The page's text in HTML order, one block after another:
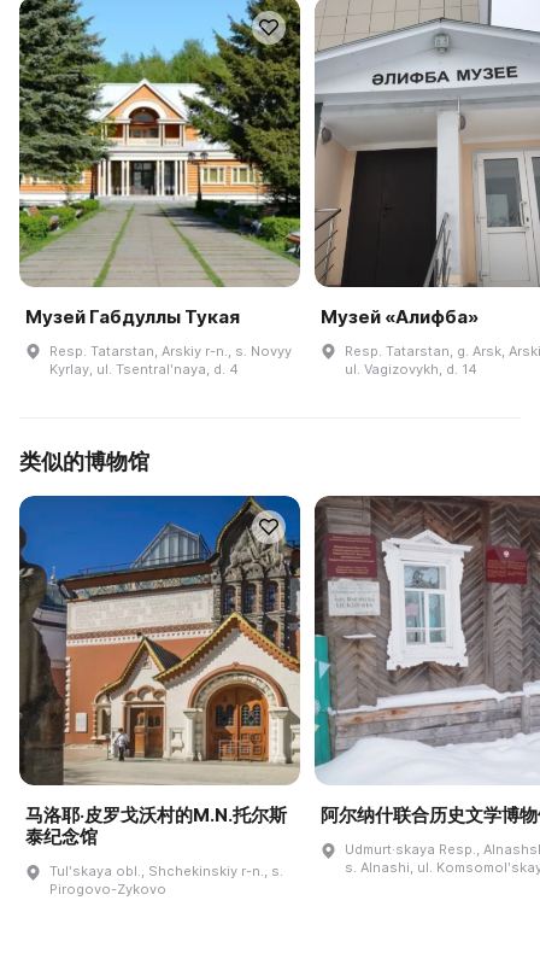
Музей Габдуллы Тукая
Resp. Tatarstan, Arskiy r-n., s. Novyy
Kyrlay, ul. Tsentralʹnaya, d. 4
Музей «Алифба»
Resp. Tatarstan, g. Arsk,
ul. Vagizovykh, d. 14
类似的博物馆
马洛耶·皮罗戈沃村的M.N.托尔斯
泰纪念馆
Tulʹskaya obl., Shchekinskiy r-n., s.
Pirogovo-Zykovo
阿尔纳什联合历史文学博
Udmurt·skaya Resp.,
s. Alnashi, ul.